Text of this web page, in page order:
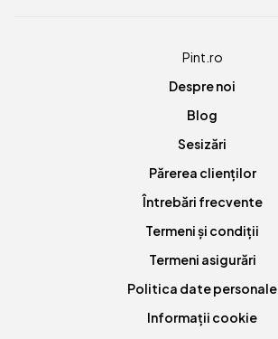
Pint.ro
Despre noi
Blog
Sesizări
Părerea clienților
Întrebări frecvente
Termeni și condiții
Termeni asigurări
Politica date personale
Informații cookie